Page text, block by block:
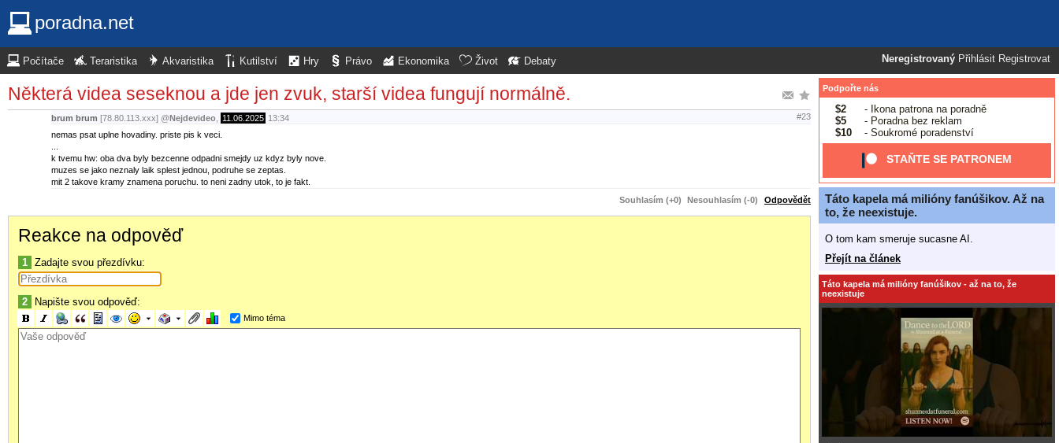
poradna.net
Neregistrovaný Přihlásit Registrovat
Počítače Teraristika Akvaristika Kutilství Hry Právo Ekonomika Život Debaty
Některá videa seseknou a jde jen zvuk, starší videa fungují normálně.
brum brum [78.80.113.xxx] @Nejdevideo 11.06.2025 13:34
#23
nemas psat uplne hovadiny. priste pis k veci.
k tvemu hw: oba dva byly bezcenne odpadni smejdy uz kdyz byly nove.
muzes se jako neznaly laik splest jednou, podruhe se zeptas.
mit 2 takove kramy znamena poruchu. to neni zadny utok, to je fakt.
Souhlasím (+0)
Nesouhlasím (-0) Odpovědět
Reakce na odpověď
1 Zadajte svou přezdívku:
2 Napište svou odpověď:
Mimo téma
Podpořte nás
$2
- Ikona patrona na poradně
$5
- Poradna bez reklam
$10
- Soukromé poradenství
STAŇTE SE PATRONEM
Táto kapela má milióny fanúšikov. Až na
to, že neexistuje.
O tom kam smeruje sucasne AI.
Přejít na článek
Táto kapela má milióny fanúšikov - až na to, že
neexistuje